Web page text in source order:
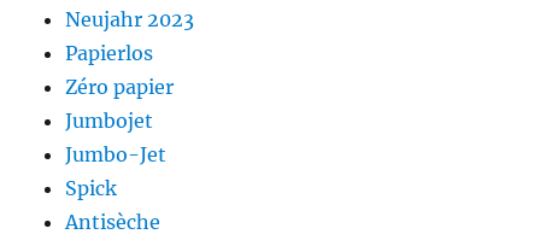
Neujahr 2023
Papierlos
Zéro papier
Jumbojet
Jumbo-Jet
Spick
Antisèche